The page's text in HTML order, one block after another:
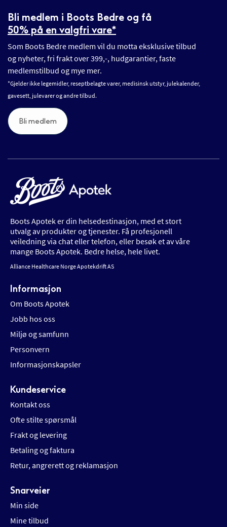
Bli medlem i Boots Bedre og få
50% på en valgfri vare*
Som Boots Bedre medlem vil du motta eksklusive tilbud
og nyheter, fri frakt over 399,-, hudgarantier, faste
medlemstilbud og mye mer.
*Gjelder ikke legemidler, reseptbelagte varer, medisinsk utstyr, julekalender,
gavesett, julevarer og andre tilbud.
Bli medlem
Boots Apotek er din helsedestinasjon, med et stort
utvalg av produkter og tjenester. Få profesjonell
veiledning via chat eller telefon, eller besøk et av våre
mange Boots Apotek. Bedre helse, hele livet.
Alliance Healthcare Norge Apotekdrift AS
Informasjon
Om Boots Apotek
Jobb hos oss
Miljø og samfunn
Personvern
Informasjonskapsler
Kundeservice
Kontakt oss
Ofte stilte spørsmål
Frakt og levering
Betaling og faktura
Retur, angrerett og reklamasjon
Snarveier
Min side
Mine tilbud